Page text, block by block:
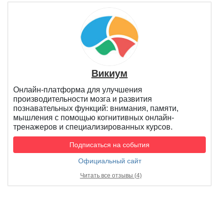
Викиум
Онлайн-платформа для улучшения
производительности мозга и развития
познавательных функций: внимания, памяти,
мышления с помощью когнитивных онлайн-
тренажеров и специализированных курсов.
Подписаться на события
Официальный сайт
Читать все отзывы (4)